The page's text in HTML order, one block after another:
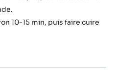
10-15 min, puis faire cuire